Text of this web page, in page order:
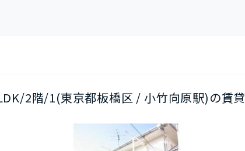
2階/1(東京都板橋区 / 小竹向原駅)の賃貸